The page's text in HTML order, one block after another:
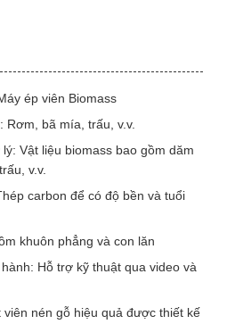
ép viên Biomass
Rơm, bã mía, trấu, v.v.
Vật liệu biomass bao gồm dăm
v.v.
carbon để có độ bền và tuổi
khuôn phẳng và con lăn
Hỗ trợ kỹ thuật qua video và
viên nén gỗ hiệu quả được thiết kế